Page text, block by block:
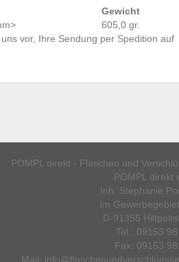
Gewicht
605,0 gr.
vor, Ihre Sendung per Spedition auf
POMPL direkt - Flaschen und
POMPL direkt
Inh. Stephanie
Im
D-91355
Tel.: 09153
Fax: 09153
Mail: